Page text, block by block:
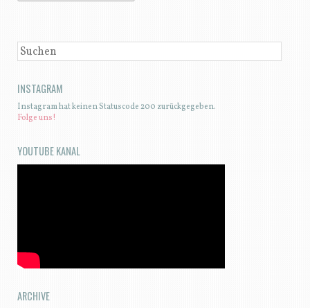
SUCHEN
INSTAGRAM
Instagram hat keinen Statuscode 200 zurückgegeben.
Folge uns!
YOUTUBE KANAL
ARCHIVE